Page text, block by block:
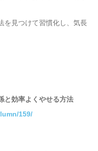
を見つけて習慣化し、気長
と効率よくやせる方法
159/